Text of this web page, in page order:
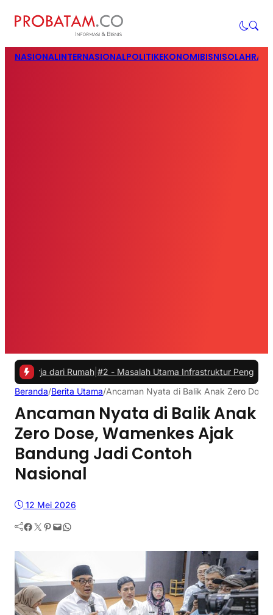
NASIONALINTERNASIONALPOLITIKEKONOMIBISNIS
dari Rumah|#2 -Masalah Utama Infrastruktur Pengisian Daya
Beranda/Berita Utama/Ancaman Nyata di Balik Anak Zero
Ancaman Nyata di Balik Anak
Zero Dose, Wamenkes Ajak
Bandung Jadi Contoh
Nasional
12 Mei 2026
Facebook Twitter Pinterest Mail WhatsApp